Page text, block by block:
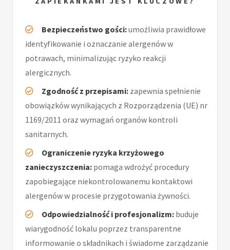
Bezpieczeństwo gości:umożliwia prawidłowe
identyfikowanie i oznaczanie alergenów w
potrawach, minimalizując ryzyko reakcji
alergicznych.
Zgodność z przepisami: zapewnia spełnienie
obowiązków wynikających z Rozporządzenia (UE) nr
1169/2011 oraz wymagań organów kontroli
sanitarnych.
Ograniczenie ryzyka krzyżowego
zanieczyszczenia: pomaga wdrożyć procedury
zapobiegające niekontrolowanemu kontaktowi
alergenów w procesie przygotowania żywności.
Odpowiedzialność i profesjonalizm: buduje
wiarygodność lokalu poprzez transparentne
informowanie o składnikach i świadome zarządzanie